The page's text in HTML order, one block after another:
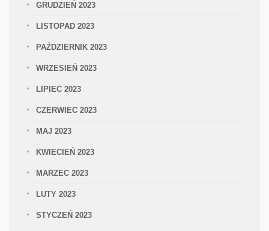
GRUDZIEŃ 2023
LISTOPAD 2023
PAŹDZIERNIK 2023
WRZESIEŃ 2023
LIPIEC 2023
CZERWIEC 2023
MAJ 2023
KWIECIEŃ 2023
MARZEC 2023
LUTY 2023
STYCZEŃ 2023